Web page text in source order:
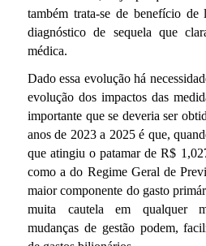
também trata-se de benefício de
diagnóstico de sequela que
médica.
Dado essa evolução há
evolução dos impactos das
importante que se deveria ser
anos de 2023 a 2025 é que,
que atingiu o patamar de R$
como a do Regime Geral de
maior componente do gasto
muita cautela em qualquer
mudanças de gestão podem,